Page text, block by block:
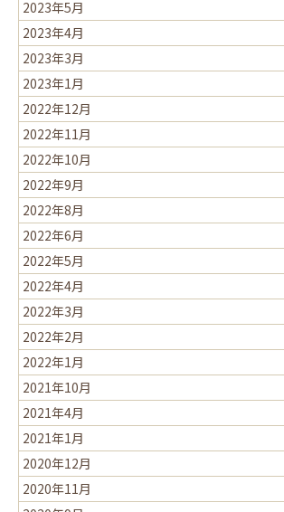
2023年5月
2023年4月
2023年3月
2023年1月
2022年12月
2022年11月
2022年10月
2022年9月
2022年8月
2022年6月
2022年5月
2022年4月
2022年3月
2022年2月
2022年1月
2021年10月
2021年4月
2021年1月
2020年12月
2020年11月